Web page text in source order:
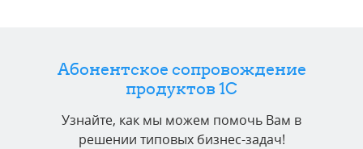
Абонентское сопровождение
продуктов 1C
Узнайте, как мы можем помочь Вам в
решении типовых бизнес-задач!